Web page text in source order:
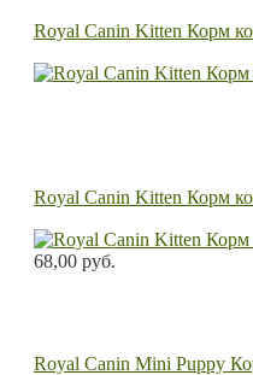
Royal Canin Kitten Корм
Royal Canin Kitten Корм
68,00 руб.
Royal Canin Mini Puppy